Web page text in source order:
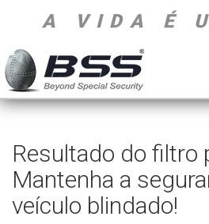
A VIDA É
Resultado do filtro
Mantenha a
veículo blindado!